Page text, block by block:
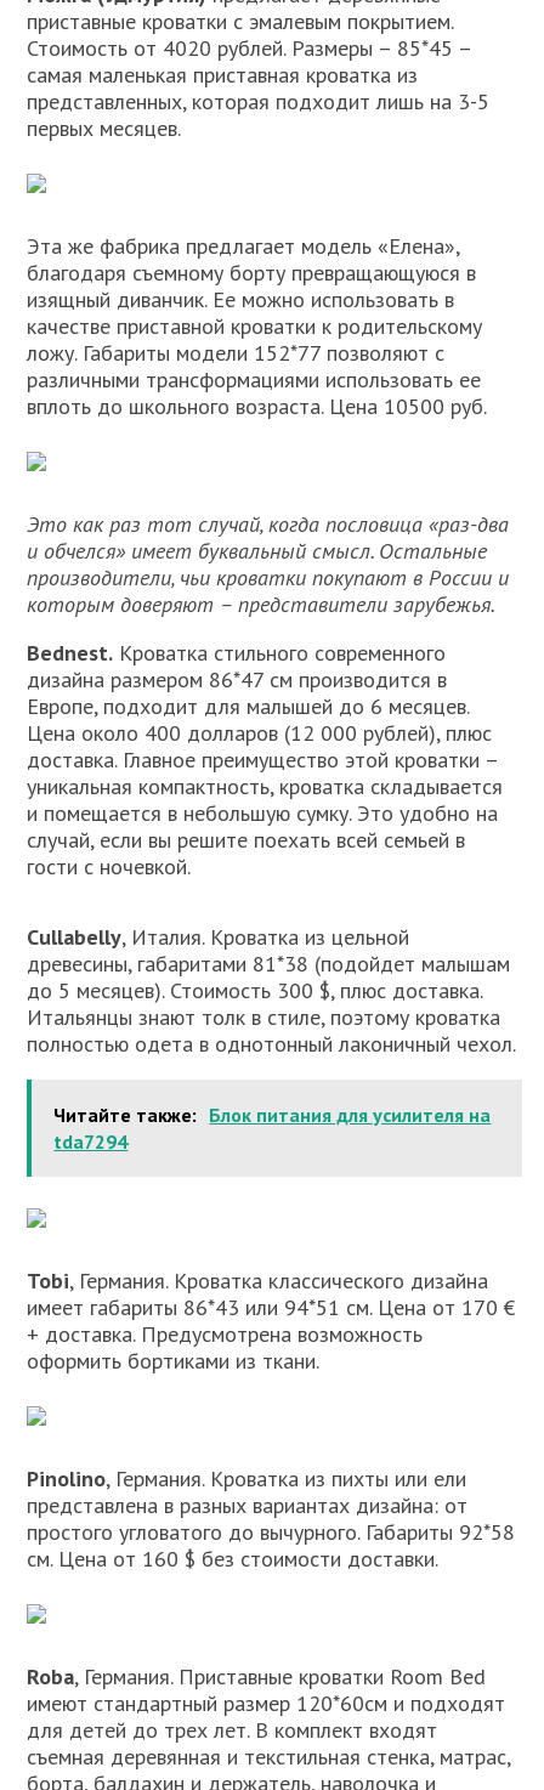
приставные кроватки с эмалевым покрытием.
Стоимость от 4020 рублей. Размеры – 85*45 –
самая маленькая приставная кроватка из
представленных, которая подходит лишь на 3-5
первых месяцев.
Эта же фабрика предлагает модель «Елена»,
благодаря съемному борту превращающуюся в
изящный диванчик. Ее можно использовать в
качестве приставной кроватки к родительскому
ложу. Габариты модели 152*77 позволяют с
различными трансформациями использовать ее
вплоть до школьного возраста. Цена 10500 руб.
Это как раз тот случай, когда пословица «раз-два
и обчелся» имеет буквальный смысл. Остальные
производители, чьи кроватки покупают в России и
которым доверяют – представители зарубежья.
Bednest. Кроватка стильного современного
дизайна размером 86*47 см производится в
Европе, подходит для малышей до 6 месяцев.
Цена около 400 долларов (12 000 рублей), плюс
доставка. Главное преимущество этой кроватки –
уникальная компактность, кроватка складывается
и помещается в небольшую сумку. Это удобно на
случай, если вы решите поехать всей семьей в
гости с ночевкой.
Cullabelly, Италия. Кроватка из цельной
древесины, габаритами 81*38 (подойдет малышам
до 5 месяцев). Стоимость 300 $, плюс доставка.
Итальянцы знают толк в стиле, поэтому кроватка
полностью одета в однотонный лаконичный чехол.
Читайте также: Блок питания для усилителя на
tda7294
Tobi, Германия. Кроватка классического дизайна
имеет габариты 86*43 или 94*51 см. Цена от 170 €
+ доставка. Предусмотрена возможность
оформить бортиками из ткани.
Pinolino, Германия. Кроватка из пихты или ели
представлена в разных вариантах дизайна: от
простого угловатого до вычурного. Габариты 92*58
см. Цена от 160 $ без стоимости доставки.
Roba, Германия. Приставные кроватки Room Bed
имеют стандартный размер 120*60см и подходят
для детей до трех лет. В комплект входят
съемная деревянная и текстильная стенка, матрас,
борта, балдахин и держатель, наволочка и